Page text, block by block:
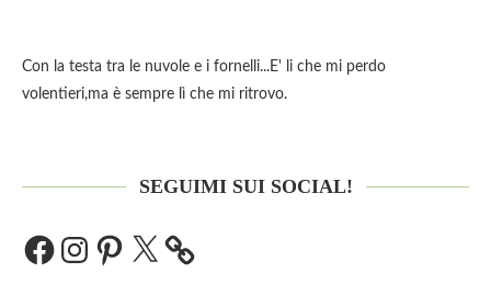
Con la testa tra le nuvole e i fornelli...E' li che mi perdo
volentieri,ma è sempre lì che mi ritrovo.
SEGUIMI SUI SOCIAL!